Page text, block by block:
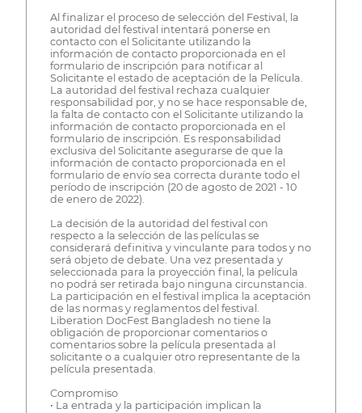
Al finalizar el proceso de selección del Festival, la
autoridad del festival intentará ponerse en
contacto con el Solicitante utilizando la
información de contacto proporcionada en el
formulario de inscripción para notificar al
Solicitante el estado de aceptación de la Película.
La autoridad del festival rechaza cualquier
responsabilidad por, y no se hace responsable de,
la falta de contacto con el Solicitante utilizando la
información de contacto proporcionada en el
formulario de inscripción. Es responsabilidad
exclusiva del Solicitante asegurarse de que la
información de contacto proporcionada en el
formulario de envío sea correcta durante todo el
período de inscripción (20 de agosto de 2021 - 10
de enero de 2022).
La decisión de la autoridad del festival con
respecto a la selección de las películas se
considerará definitiva y vinculante para todos y no
será objeto de debate. Una vez presentada y
seleccionada para la proyección final, la película
no podrá ser retirada bajo ninguna circunstancia.
La participación en el festival implica la aceptación
de las normas y reglamentos del festival.
Liberation DocFest Bangladesh no tiene la
obligación de proporcionar comentarios o
comentarios sobre la película presentada al
solicitante o a cualquier otro representante de la
película presentada.
Compromiso
• La entrada y la participación implican la